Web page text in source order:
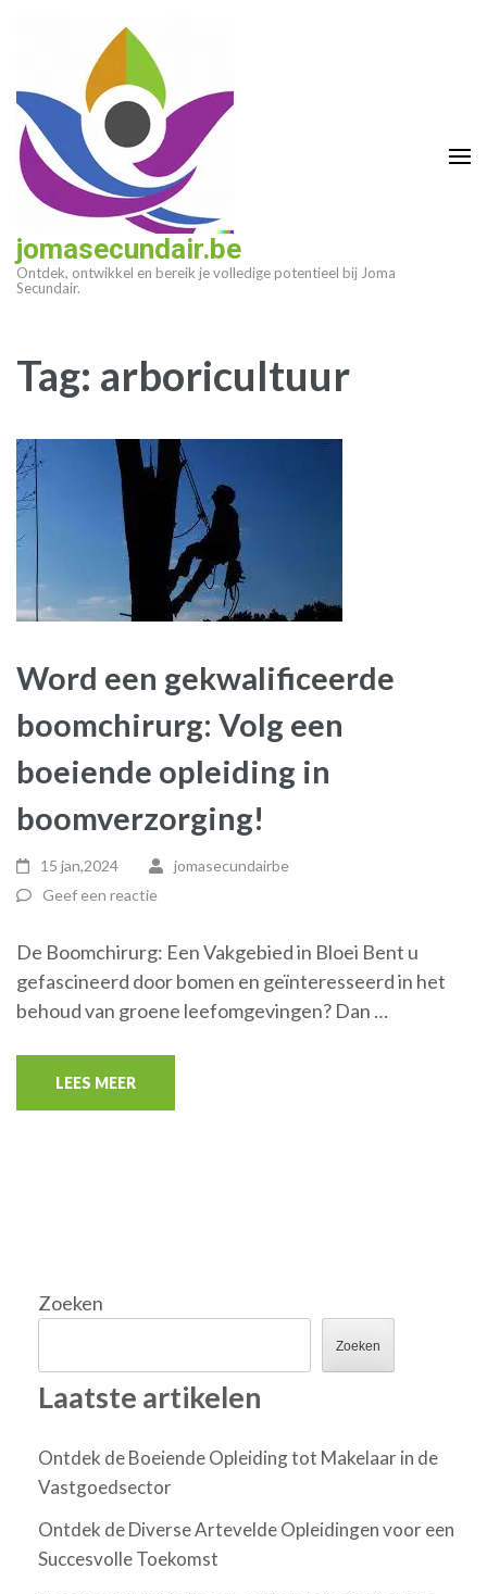
(druk
enter)
jomasecundair.be
Ontdek, ontwikkel en bereik je volledige potentieel bij Joma
Secundair.
Tag: arboricultuur
Word een gekwalificeerde
boomchirurg: Volg een
boeiende opleiding in
boomverzorging!
15 jan,2024
jomasecundairbe
Geef een reactie
De Boomchirurg: Een Vakgebied in Bloei Bent u
gefascineerd door bomen en geïnteresseerd in het
behoud van groene leefomgevingen? Dan …
LEES MEER
Zoeken
Zoeken
Laatste artikelen
Ontdek de Boeiende Opleiding tot Makelaar in de
Vastgoedsector
Ontdek de Diverse Artevelde Opleidingen voor een
Succesvolle Toekomst